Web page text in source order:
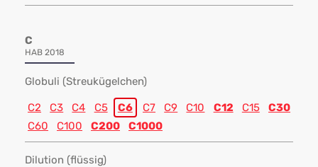
C
HAB 2018
Globuli (Streukügelchen)
C2 C3 C4 C5 C6 C7 C9 C10 C12 C15
C30
C60
C100 C200 C1000
Dilution (flüssig)